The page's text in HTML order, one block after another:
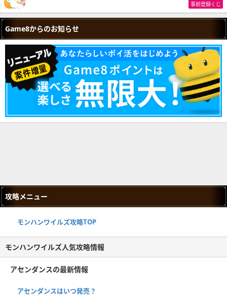
事前登録くじ
Game8からのお知らせ
攻略メニュー
モンハンワイルズ攻略TOP
モンハンワイルズ人気攻略情報
アセンダンスの最新情報
アセンダンスはいつ発売？